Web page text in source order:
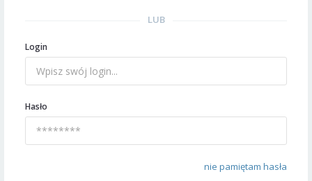
LUB
Login
Hasło
nie pamiętam hasła